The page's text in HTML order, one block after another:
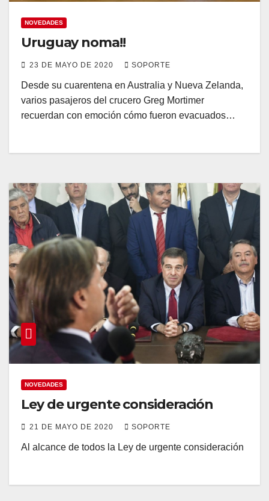
NOVEDADES
Uruguay noma!!
23 DE MAYO DE 2020 SOPORTE
Desde su cuarentena en Australia y Nueva Zelanda,
varios pasajeros del crucero Greg Mortimer
recuerdan con emoción cómo fueron evacuados…
NOVEDADES
Ley de urgente consideración
21 DE MAYO DE 2020 SOPORTE
Al alcance de todos la Ley de urgente consideración